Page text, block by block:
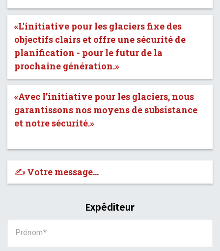
«L'initiative pour les glaciers fixe des
objectifs clairs et offre une sécurité de
planification - pour le futur de la
prochaine génération.»
«Avec l’initiative pour les glaciers, nous
garantissons nos moyens de subsistance
et notre sécurité.»
✍️ Votre message…
Expéditeur
Prénom